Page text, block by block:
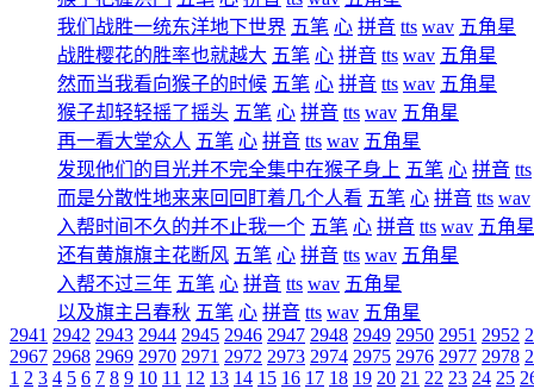
我们战胜一统东洋地下世界 五笔 心 拼音 tts wav 五角星
战胜樱花的胜率也就越大 五笔 心 拼音 tts wav 五角星
然而当我看向猴子的时候 五笔 心 拼音 tts wav 五角星
猴子却轻轻摇了摇头 五笔 心 拼音 tts wav 五角星
再一看大堂众人 五笔 心 拼音 tts wav 五角星
发现他们的目光并不完全集中在猴子身上 五笔 心 拼音 tts
而是分散性地来来回回盯着几个人看 五笔 心 拼音 tts wav
入帮时间不久的并不止我一个 五笔 心 拼音 tts wav 五角星
还有黄旗旗主花断风 五笔 心 拼音 tts wav 五角星
入帮不过三年 五笔 心 拼音 tts wav 五角星
以及旗主吕春秋 五笔 心 拼音 tts wav 五角星
2941 2942 2943 2944 2945 2946 2947 2948 2949 2950 2951 2952
2967 2968 2969 2970 2971 2972 2973 2974 2975 2976 2977 2978
1 2 3 4 5 6 7 8 9 10 11 12 13 14 15 16 17 18 19 20 21 22 23 24 25